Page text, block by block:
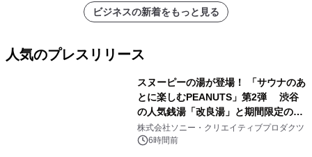
ビジネスの新着をもっと見る
人気のプレスリリース
スヌーピーの湯が登場！ 「サウナのあ
とに楽しむPEANUTS」第2弾 渋谷
の人気銭湯「改良湯」と期間限定のコ
ラボレーション サウナイキタイコラ
ボグッズも発売決定！
株式会社ソニー・クリエイティブプロダクツ
6時間前